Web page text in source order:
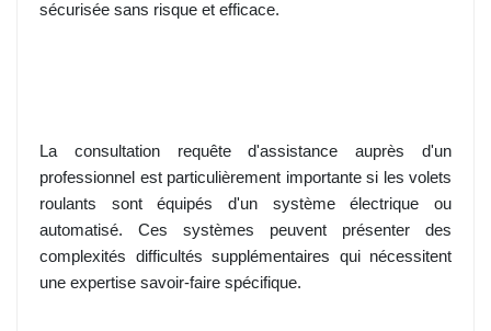
sécurisée sans risque et efficace.
La consultation requête d'assistance auprès d'un
professionnel est particulièrement importante si les volets
roulants sont équipés d'un système électrique ou
automatisé. Ces systèmes peuvent présenter des
complexités difficultés supplémentaires qui nécessitent
une expertise savoir-faire spécifique.